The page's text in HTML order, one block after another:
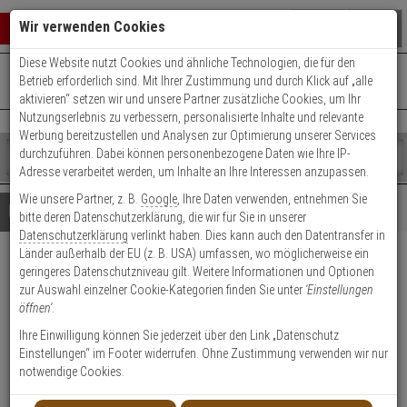
Warenkorb schließen
0 ARTIKEL IM WARENKORB
Ihr Warenkorb ist momentan leer.
Ergebnisse ()
Fertig
Shop
durchsuchen
Bitte
geben
Sie
mindestens
Zeichen
ein,
um
Suche
Es
wurde
noch
Kategorien
Suche
gestartet
+49 (0)821 899 493-0Mo. - Do.: 8:00 - 16:30 | Fr.: 8:00 - 14:00 Uhr
Kontaktservice nutzen
Details Beratung
AXIS Q2101-TE 13 mm 8.3 fps
Thermal PoE IP67 IK10
Produktmerkmale
Wir verwenden Cookies
Diese Website nutzt Cookies und ähnliche Technologien, die für den
Betrieb erforderlich sind. Mit Ihrer Zustimmung und durch Klick auf „alle
aktivieren“ setzen wir und unsere Partner zusätzliche Cookies, um Ihr
Nutzungserlebnis zu verbessern, personalisierte Inhalte und relevante
Werbung bereitzustellen und Analysen zur Optimierung unserer Services
durchzuführen. Dabei können personenbezogene Daten wie Ihre IP-
Adresse verarbeitet werden, um Inhalte an Ihre Interessen anzupassen.
Wie unsere Partner, z. B. Google , Ihre Daten verwenden, entnehmen Sie
bitte deren Datenschutzerklärung, die wir für Sie in unserer
Datenschutzerklärung verlinkt haben. Dies kann auch den Datentransfer in
Länder außerhalb der EU (z. B. USA) umfassen, wo möglicherweise ein
geringeres Datenschutzniveau gilt. Weitere Informationen und Optionen
zur Auswahl einzelner Cookie-Kategorien finden Sie unter 'Einstellungen
öffnen'.
Ihre Einwilligung können Sie jederzeit über den Link „Datenschutz
Einstellungen“ im Footer widerrufen. Ohne Zustimmung verwenden wir nur
notwendige Cookies.